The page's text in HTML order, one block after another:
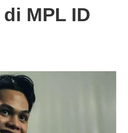
MPL ID